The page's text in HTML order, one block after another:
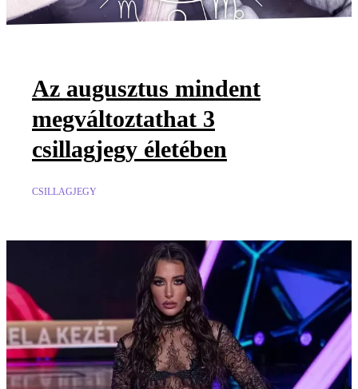
Az augusztus mindent
megváltoztathat 3
csillagjegy életében
CSILLAGJEGY